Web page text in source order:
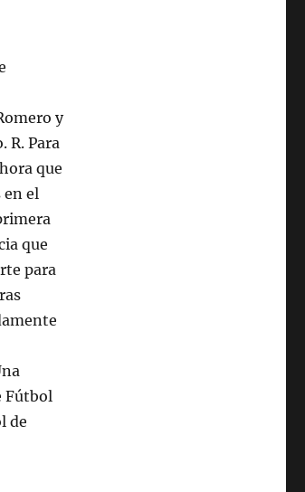
y
R. Para
que
en el
que
para
Fútbol
de